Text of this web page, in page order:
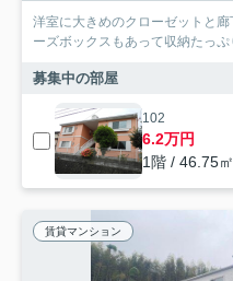
洋室に大きめのクローゼットと
ーズボックスもあって収納たっ
募集中の部屋
102
6.2万円
1階 / 46.75
賃貸マンション